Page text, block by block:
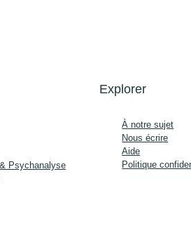
Psychanalyse
Explorer
À notre sujet
Nous écrire
Aide
Politique